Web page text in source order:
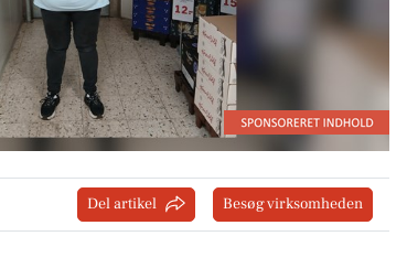
Del artikel Besøg virksomheden